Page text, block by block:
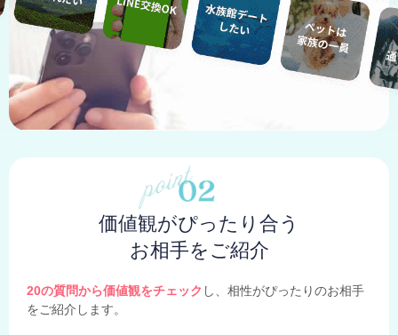
価値観がぴったり合う
お相手をご紹介
20の質問から価値観をチェック し、相性がぴったりのお相手
をご紹介します。